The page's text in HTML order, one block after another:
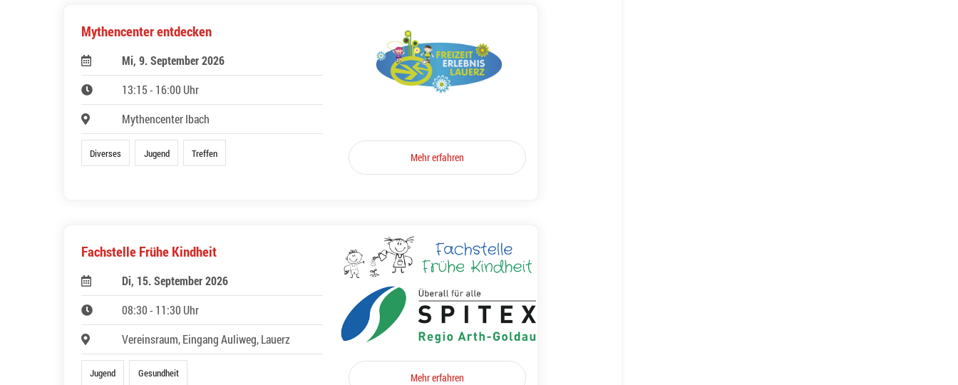
Mythencenter entdecken
Mi, 9. September 2026
13:15 - 16:00 Uhr
Mythencenter Ibach
Diverses Jugend Treffen Mehr erfahren
Fachstelle Frühe Kindheit
Di, 15. September 2026
08:30 - 11:30 Uhr
Vereinsraum, Eingang Auliweg, Lauerz
Jugend Gesundheit Mehr erfahren